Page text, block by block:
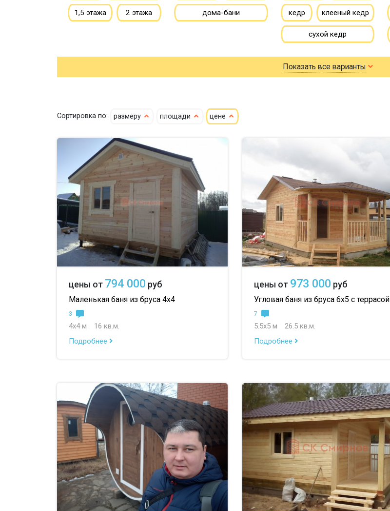
1,5 этажа 2 этажа дома-бани кедр клееный кедр
сухой кедр
профилированный
100х150 150х150
Показать все варианты
Сортировка по: размеру площади цене
цены от 794 000 руб
Маленькая баня из бруса 4х4
3
4х4 м
16 кв.м.
Подробнее
цены от 973 000 руб
Угловая баня из бруса 6х5 с террасой
7
5.5х5 м
26.5 кв.м.
Подробнее